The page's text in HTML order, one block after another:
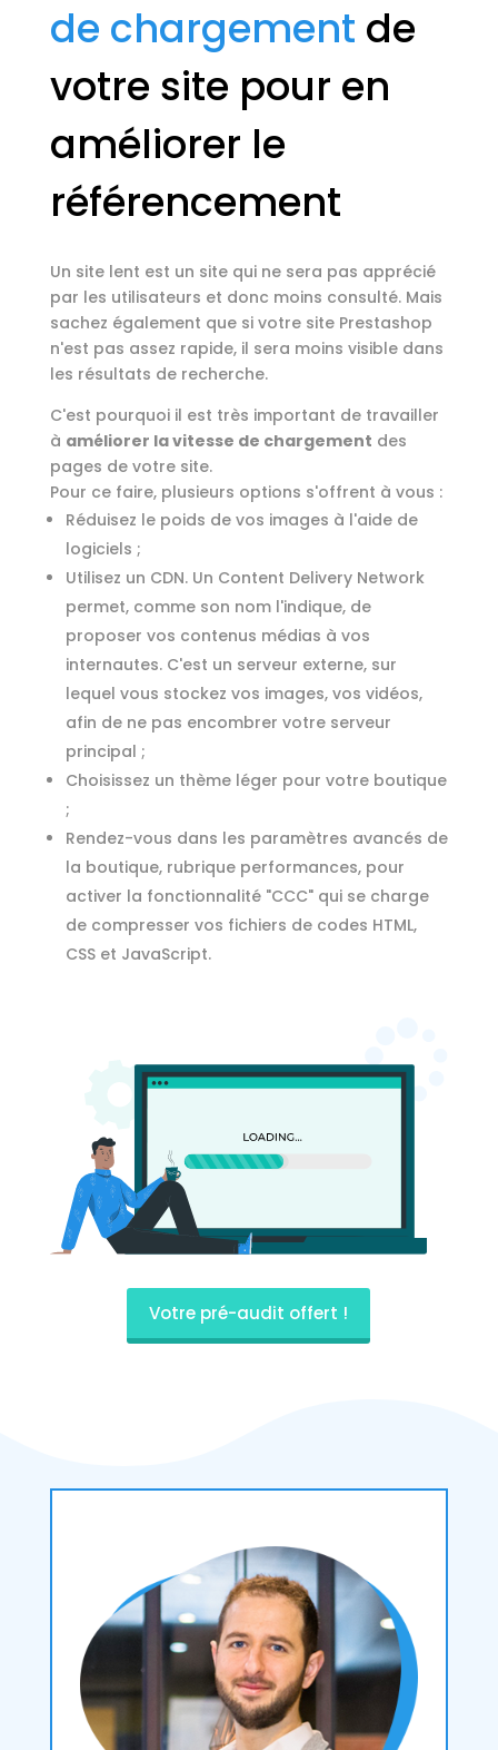
de chargement de
votre site pour en
améliorer le
référencement
Un site lent est un site qui ne sera pas apprécié
par les utilisateurs et donc moins consulté. Mais
sachez également que si votre site Prestashop
n'est pas assez rapide, il sera moins visible dans
les résultats de recherche.
C'est pourquoi il est très important de travailler
à améliorer la vitesse de chargement des
pages de votre site.
Pour ce faire, plusieurs options s'offrent à vous :
Réduisez le poids de vos images à l'aide de
logiciels ;
Utilisez un CDN. Un Content Delivery Network
permet, comme son nom l'indique, de
proposer vos contenus médias à vos
internautes. C'est un serveur externe, sur
lequel vous stockez vos images, vos vidéos,
afin de ne pas encombrer votre serveur
principal ;
Choisissez un thème léger pour votre boutique
;
Rendez-vous dans les paramètres avancés de
la boutique, rubrique performances, pour
activer la fonctionnalité "CCC" qui se charge
de compresser vos fichiers de codes HTML,
CSS et JavaScript.
Votre pré-audit offert !